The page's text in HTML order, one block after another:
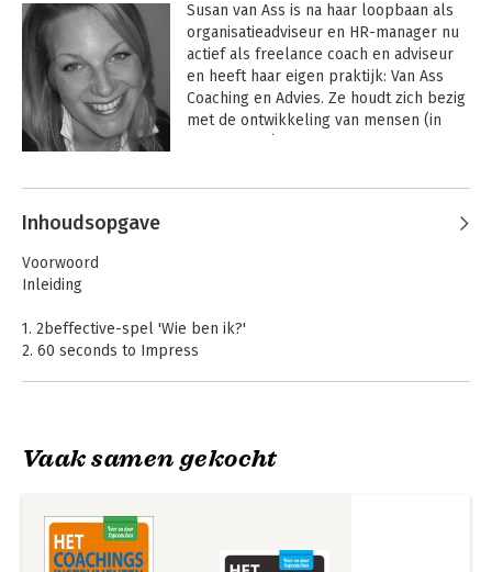
Susan van Ass is na haar loopbaan als
organisatieadviseur en HR-manager nu
actief als freelance coach en adviseur
en heeft haar eigen praktijk: Van Ass
Coaching en Advies. Ze houdt zich bezig
met de ontwikkeling van mensen (in
(HR-)advies.
Andere boeken door Susan van Ass
Het complete
Inhoudsopgave
Voorwoord
Inleiding
1. 2beffective-spel 'Wie ben ik?'
2. 60 seconds to Impress
7. BreinStijl@Work-test
10. Cirkels van Invloed en Betrokkenheid
11. CoachCampus.nl
Vaak samen gekocht